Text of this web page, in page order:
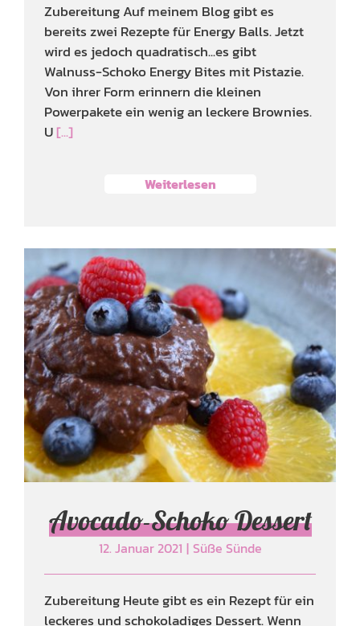
Zubereitung Auf meinem Blog gibt es
bereits zwei Rezepte für Energy Balls. Jetzt
wird es jedoch quadratisch...es gibt
Walnuss-Schoko Energy Bites mit Pistazie.
Von ihrer Form erinnern die kleinen
Powerpakete ein wenig an leckere Brownies.
U[...]
Weiterlesen
Avocado-Schoko Dessert
Süße Sünde
Avocado-Schoko Dessert
12. Januar 2021 | Süße Sünde
Zubereitung Heute gibt es ein Rezept für ein
leckeres und schokoladiges Dessert. Wenn